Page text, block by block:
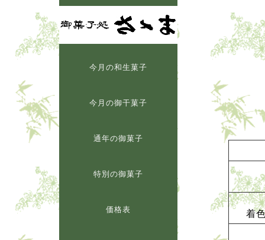
今月の和生菓子
今月の御干菓子
通年の御菓子
特別の御菓子
価格表 着